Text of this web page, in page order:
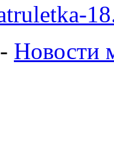
Новости